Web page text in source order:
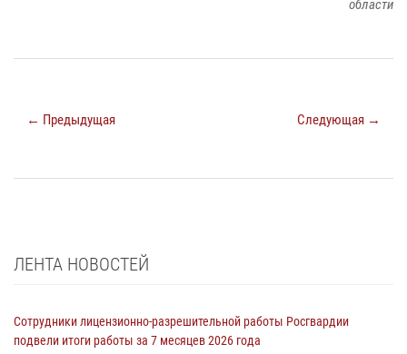
области
← Предыдущая Следующая →
ЛЕНТА НОВОСТЕЙ
Сотрудники лицензионно-разрешительной работы Росгвардии
подвели итоги работы за 7 месяцев 2026 года